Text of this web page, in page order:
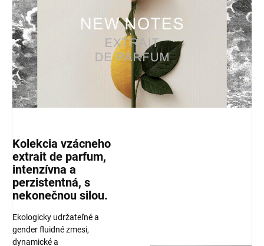
Kolekcia vzácneho
extrait de parfum,
intenzívna a
perzistentná, s
nekonečnou silou.
Ekologicky udržateľné a
gender fluidné zmesi,
dynamické a